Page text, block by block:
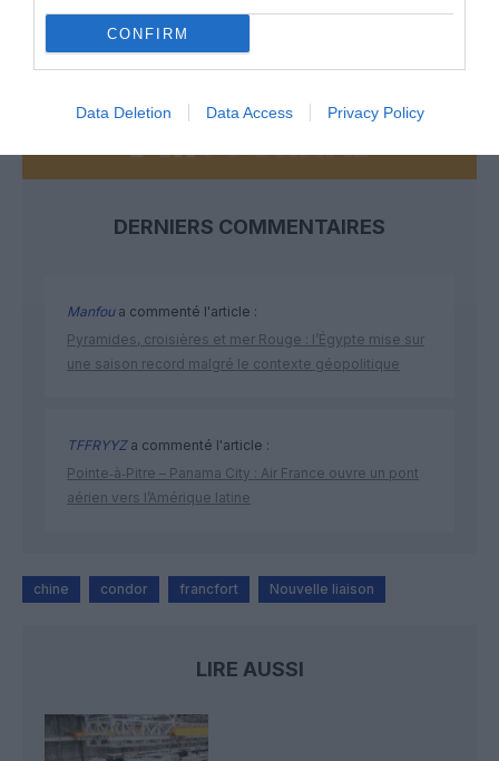
CONFIRM
Data Deletion Data Access Privacy Policy
DERNIERS COMMENTAIRES
Manfoua commenté l'article :
Pyramides, croisières et mer Rouge : l’Égypte mise sur
une saison record malgré le contexte géopolitique
TFFRYYZa commenté l'article :
Pointe‑à‑Pitre – Panama City : Air France ouvre un pont
aérien vers l’Amérique latine
chine condor francfort Nouvelle liaison
LIRE AUSSI